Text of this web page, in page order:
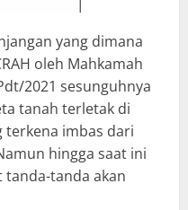
yang dimana
oleh Mahkamah
2021 sesunguhnya
tanah terletak di
terkena imbas dari
hingga saat ini
tanda akan